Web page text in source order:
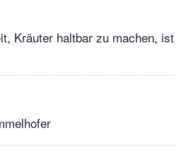
Kräuter haltbar zu machen, ist